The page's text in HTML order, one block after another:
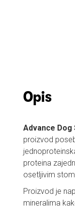
Opis
Advance
proizvod
proteina
osetljivim
Proizvod je
mineralima